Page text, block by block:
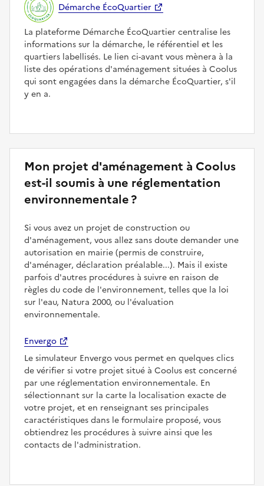
Démarche ÉcoQuartier
La plateforme Démarche ÉcoQuartier centralise les
informations sur la démarche, le référentiel et les
quartiers labellisés. Le lien ci-avant vous mènera à la
liste des opérations d'aménagement situées à Coolus
qui sont engagées dans la démarche ÉcoQuartier, s'il
y en a.
Mon projet d'aménagement à Coolus
est-il soumis à une réglementation
environnementale ?
Si vous avez un projet de construction ou
d'aménagement, vous allez sans doute demander une
autorisation en mairie (permis de construire,
d'aménager, déclaration préalable...). Mais il existe
parfois d'autres procédures à suivre en raison de
règles du code de l'environnement, telles que la loi
sur l'eau, Natura 2000, ou l'évaluation
environnementale.
Envergo
Le simulateur Envergo vous permet en quelques clics
de vérifier si votre projet situé à Coolus est concerné
par une réglementation environnementale. En
sélectionnant sur la carte la localisation exacte de
votre projet, et en renseignant ses principales
caractéristiques dans le formulaire proposé, vous
obtiendrez les procédures à suivre ainsi que les
contacts de l'administration.